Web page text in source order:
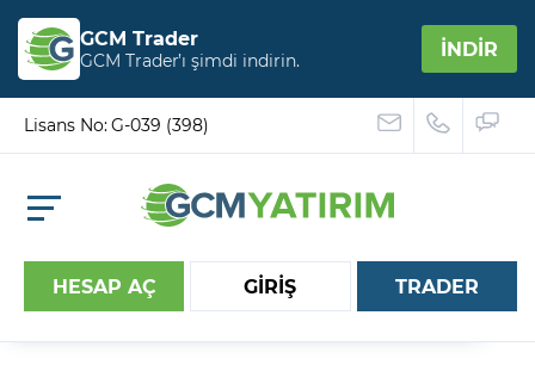
GCM Trader
GCM Trader’ı şimdi indirin. İNDİR
Lisans No: G-039 (398)
HESAP AÇ GİRİŞ TRADER